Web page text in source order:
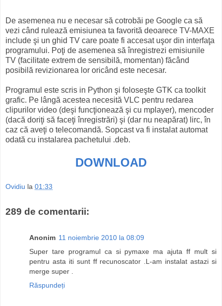
De asemenea nu e necesar să cotrobăi pe Google ca să
vezi când rulează emisiunea ta favorită deoarece TV-MAXE
include şi un ghid TV care poate fi accesat uşor din interfaţa
programului. Poţi de asemenea să înregistrezi emisiunile
TV (facilitate extrem de sensibilă, momentan) făcând
posibilă revizionarea lor oricând este necesar.
Programul este scris in Python şi foloseşte GTK ca toolkit
grafic. Pe lângă acestea necesită VLC pentru redarea
clipurilor video (deşi funcţionează şi cu mplayer), mencoder
(dacă doriţi să faceţi înregistrări) şi (dar nu neapărat) lirc, în
caz că aveţi o telecomandă. Sopcast va fi instalat automat
odată cu instalarea pachetului .deb.
DOWNLOAD
Ovidiu la 01:33
289 de comentarii:
Anonim 11 noiembrie 2010 la 08:09
Super tare programul ca si pymaxe ma ajuta ff mult si
pentru asta iti sunt ff recunoscator .L-am instalat astazi si
merge super .
Răspundeți